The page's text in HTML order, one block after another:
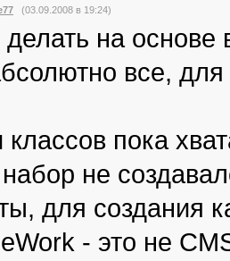
(03.09.2008 в 19:24)
на основе
все, для
пока
не
для создания
- это не